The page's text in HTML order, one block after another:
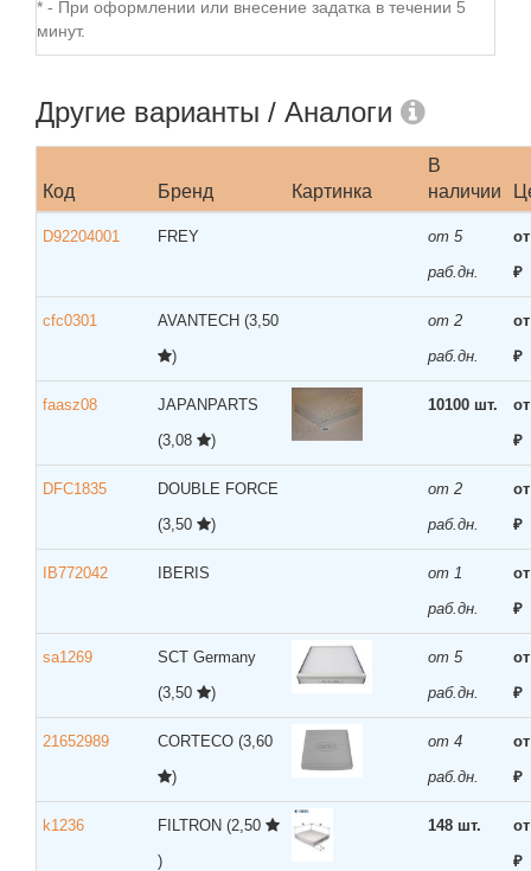
* - При оформлении или внесение задатка в течении 5
минут.
Другие варианты / Аналоги
Код Бренд Картинка
В
наличии
D92204001 FREY
от 5
раб.дн.
₽
cfc0301 AVANTECH (3,50
)
от 2
раб.дн.
₽
faasz08
JAPANPARTS
(3,08
)
10100 шт.
₽
DFC1835
DOUBLE FORCE
(3,50
)
от 2
раб.дн.
₽
IB772042 IBERIS
от 1
раб.дн.
₽
sa1269
SCT Germany
(3,50
)
от 5
раб.дн.
₽
21652989 CORTECO (3,60
)
от 4
раб.дн.
₽
k1236 FILTRON (2,50
)
148 шт.
₽